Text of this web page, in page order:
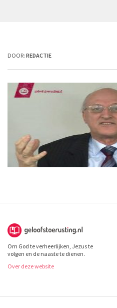
DOOR: REDACTIE
Om God te verheerlijken, Jezus te
volgen en de naaste te dienen.
Over deze website